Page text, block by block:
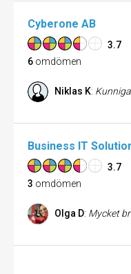
Cyberone AB
3.7
6 omdömen
Niklas K: Kunniga
Business IT
3.7
3 omdömen
Olga D: Mycket bra